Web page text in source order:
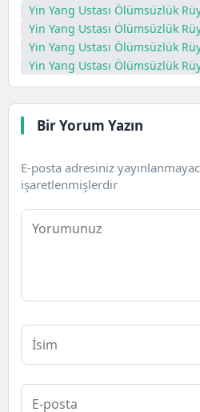
Yin Yang Ustası Ölümsüzlük
Yin Yang Ustası Ölümsüzlük
Yin Yang Ustası Ölümsüzlük
Yin Yang Ustası Ölümsüzlük
Bir Yorum Yazın
E-posta adresiniz
işaretlenmişlerdir